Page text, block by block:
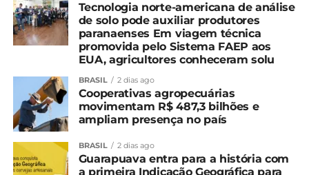
Tecnologia norte-americana de análise
de solo pode auxiliar produtores
paranaenses Em viagem técnica
promovida pelo Sistema FAEP aos
EUA, agricultores conheceram solu
BRASIL 2 dias ago
Cooperativas agropecuárias
movimentam R$ 487,3 bilhões e
ampliam presença no país
BRASIL 2 dias ago
Guarapuava entra para a história com
a primeira Indicação Geográfica para